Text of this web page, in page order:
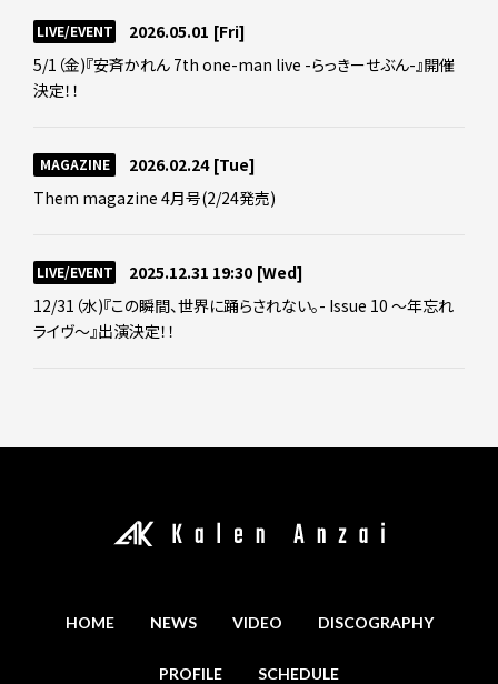
LIVE/EVENT 2026.05.01 [Fri]
5/1（金)『安斉かれん 7th one-man live -らっきーせぶん-』開催
決定！！
MAGAZINE 2026.02.24 [Tue]
Them magazine 4月号(2/24発売)
LIVE/EVENT 2025.12.31 19:30 [Wed]
12/31（水)『この瞬間、世界に踊らされない。- Issue 10 ～年忘れ
ライヴ～』出演決定！！
HOME NEWS VIDEO DISCOGRAPHY
PROFILE SCHEDULE